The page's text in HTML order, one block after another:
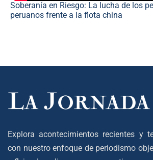
Soberanía en Riesgo: La lucha de los
peruanos frente a la flota china
Explora acontecimientos recientes y
con nuestro enfoque de periodismo